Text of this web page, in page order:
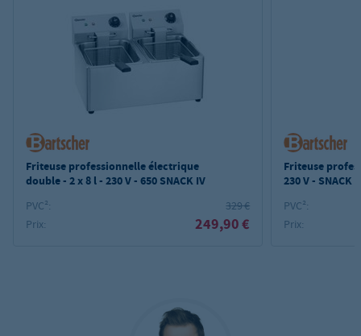
Friteuse professionnelle électrique
double - 2 x 8 l - 230 V - 650 SNACK IV
PVC²:
329 €
Prix:
249,90 €
Friteuse
230 V - SNACK
PVC²:
Prix: